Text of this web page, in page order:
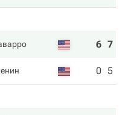
6 7
0 5